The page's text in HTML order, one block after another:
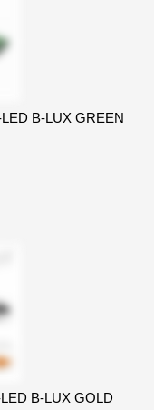
B-LUX GREEN
B-LUX GOLD